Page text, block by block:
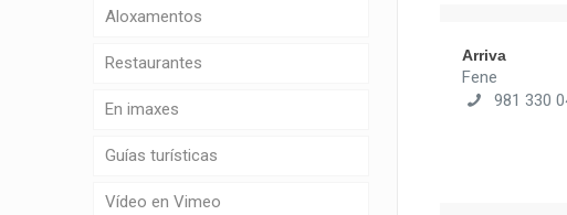
Arriva
Fene
981 330
Aloxamentos
Restaurantes
En imaxes
Guías turísticas
Vídeo en Vimeo